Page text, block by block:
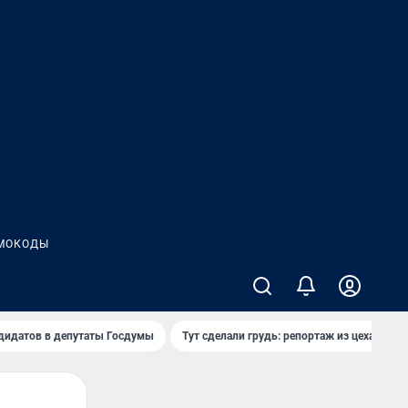
в депутаты Госдумы Тут сделали грудь: репортаж из цеха